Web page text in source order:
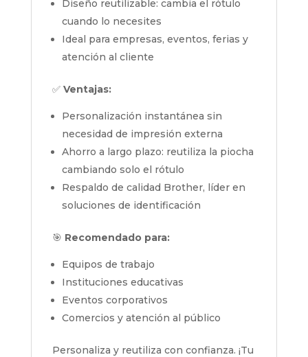
Diseño reutilizable: cambia el rótulo
cuando lo necesites
Ideal para empresas, eventos, ferias y
atención al cliente
✅ Ventajas:
Personalización instantánea sin
necesidad de impresión externa
Ahorro a largo plazo: reutiliza la piocha
cambiando solo el rótulo
Respaldo de calidad Brother, líder en
soluciones de identificación
🎯 Recomendado para:
Equipos de trabajo
Instituciones educativas
Eventos corporativos
Comercios y atención al público
Personaliza y reutiliza con confianza. ¡Tu